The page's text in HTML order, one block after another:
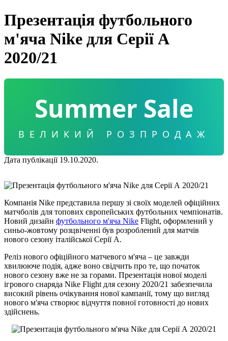
Презентація футбольного
м'яча Nike для Серії А
2020/21
Summer Sale
ВЕЛИКИЙ РОЗПРОДАЖ
Дата публікації 19.10.2020.
Компанія Nike представила першу зі своїх моделей офіційних
матчболів для топових європейських футбольних чемпіонатів.
Новий дизайн футбольного м'яча Nike Flight, оформлений у
синьо-жовтому розцвіченні був розроблений для матчів
нового сезону італійської Серії А.
Реліз нового офіційного матчевого м'яча – це завжди
хвилююче подія, адже воно свідчить про те, що початок
нового сезону вже не за горами. Презентація нової моделі
ігрового снаряда Nike Flight для сезону 2020/21 забезпечила
високий рівень очікування нової кампанії, тому що вигляд
нового м'яча створює відчуття повної готовності до нових
здійснень.